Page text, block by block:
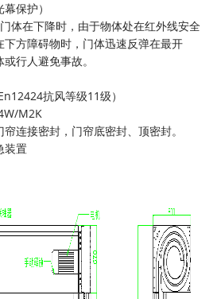
保护）
体在下降时，由于物体处在红外线安全
方障碍物时，门体迅速反弹在最开
行人避免事故。
抗风等级11级）
M2K
连接密封，门帘底密封、顶密封。
装置